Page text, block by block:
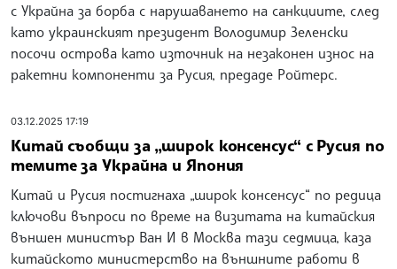
с Украйна за борба с нарушаването на санкциите, след
като украинският президент Володимир Зеленски
посочи острова като източник на незаконен износ на
ракетни компоненти за Русия, предаде Ройтерс.
03.12.2025 17:19
Китай съобщи за „широк консенсус“ с Русия по
темите за Украйна и Япония
Китай и Русия постигнаха „широк консенсус“ по редица
ключови въпроси по време на визитата на китайския
външен министър Ван И в Москва тази седмица, каза
китайското министерство на външните работи в